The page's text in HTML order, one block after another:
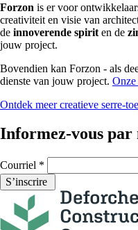
Forzon is er voor
creativiteit en visie van
de innoverende spirit en de
jouw project.
Bovendien kan Forzon - als
dienste van jouw project. Onze
Ontdek meer creatieve serre-
Informez-vous par
Courriel *